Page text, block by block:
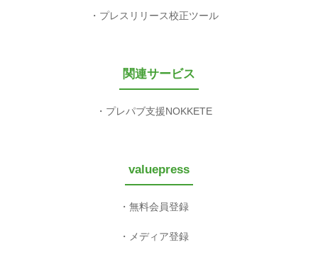
プレスリリース校正ツール
関連サービス
プレパブ支援NOKKETE
valuepress
無料会員登録
メディア登録